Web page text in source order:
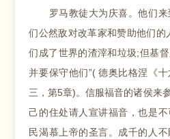
罗马教徒大为庆喜。他们来
们公然敌对改革家和赞助他们的
们成了世界的渣滓和垃圾;但基
并要保守他们”( 德奥比格涅《
三，第5章)。信服福音的诸侯来
己的住处请人宣讲福音，也是
民渴慕上帝的圣言。成千的人